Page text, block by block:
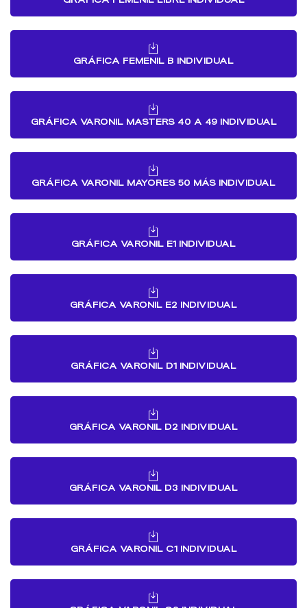
GRÁFICA FEMENIL B INDIVIDUAL
GRÁFICA VARONIL MASTERS 40 A 49 INDIVIDUAL
GRÁFICA VARONIL MAYORES 50 MÁS INDIVIDUAL
GRÁFICA VARONIL E1 INDIVIDUAL
GRÁFICA VARONIL E2 INDIVIDUAL
GRÁFICA VARONIL D1 INDIVIDUAL
GRÁFICA VARONIL D2 INDIVIDUAL
GRÁFICA VARONIL D3 INDIVIDUAL
GRÁFICA VARONIL C1 INDIVIDUAL